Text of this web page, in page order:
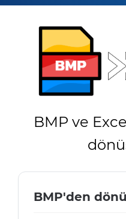
BMP ve
BMP'den